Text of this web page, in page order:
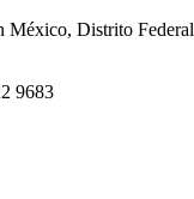
México, Distrito Federal
9683